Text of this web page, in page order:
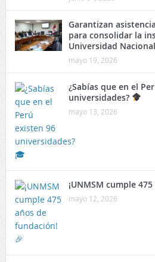
Garantizan
para consolidar la
Universidad
mayo 19, 2026
¿Sabías que en el
universidades?
mayo 13, 2026
¡UNMSM cumple
mayo 12, 2026